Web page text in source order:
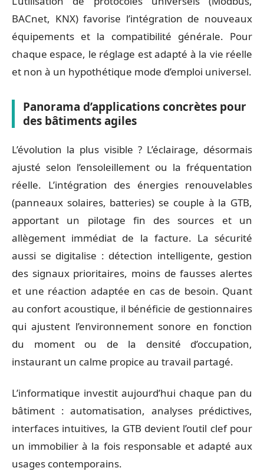
BACnet, KNX) favorise l’intégration de nouveaux
équipements et la compatibilité générale. Pour
chaque espace, le réglage est adapté à la vie réelle
et non à un hypothétique mode d’emploi universel.
Panorama d’applications concrètes pour
des bâtiments agiles
L’évolution la plus visible ? L’éclairage, désormais
ajusté selon l’ensoleillement ou la fréquentation
réelle. L’intégration des énergies renouvelables
(panneaux solaires, batteries) se couple à la GTB,
apportant un pilotage fin des sources et un
allègement immédiat de la facture. La sécurité
aussi se digitalise : détection intelligente, gestion
des signaux prioritaires, moins de fausses alertes
et une réaction adaptée en cas de besoin. Quant
au confort acoustique, il bénéficie de gestionnaires
qui ajustent l’environnement sonore en fonction
du moment ou de la densité d’occupation,
instaurant un calme propice au travail partagé.
L’informatique investit aujourd’hui chaque pan du
bâtiment : automatisation, analyses prédictives,
interfaces intuitives, la GTB devient l’outil clef pour
un immobilier à la fois responsable et adapté aux
usages contemporains.